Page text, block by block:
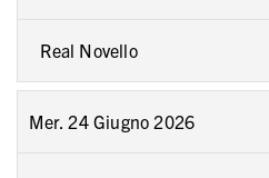
Real Novello
Mer. 24 Giugno 2026